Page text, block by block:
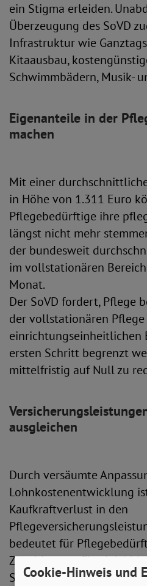
ein Stigma erleiden.
Überzeugung des SoVD
Infrastruktur wie
Kitaausbau,
Schwimmbädern, Musik-
Eigenanteile in der
machen
Mit einer
in Höhe von 1.311 Euro
Pflegebedürftige ihre
längst nicht mehr
der bundesweit
im vollstationären
Monat.
Der SoVD fordert, Pflege
der vollstationären
einrichtungseinheitlichen
ersten Schritt begrenzt
mittelfristig auf Null zu
ausgleichen
Durch versäumte
Lohnkostenentwicklung
Kaufkraftverlust in den
bedeutet für
Zuzahlungen für
SoVD fordert zum
Cookie-Hinweis und